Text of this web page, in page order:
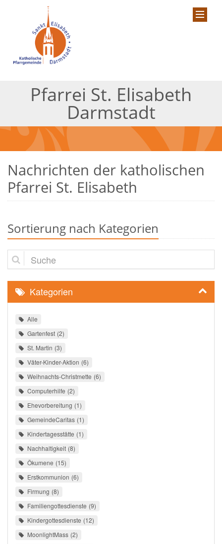
Pfarrei St. Elisabeth
Darmstadt
Nachrichten der katholischen
Pfarrei St. Elisabeth
Sortierung nach Kategorien
Suche
Kategorien
Alle
Gartenfest 2
St. Martin 3
Väter-Kinder-Aktion 6
Weihnachts-Christmette 6
Computerhilfe 2
Ehevorbereitung 1
GemeindeCaritas 1
Kindertagesstätte 1
Nachhaltigkeit 8
Ökumene 15
Erstkommunion 6
Firmung 8
Familiengottesdienste 9
Kindergottesdienste 12
MoonlightMass 2